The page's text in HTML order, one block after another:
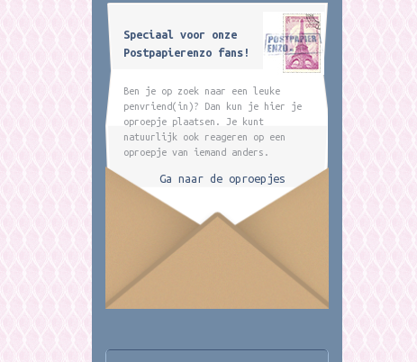
Speciaal voor onze
Postpapierenzo fans!
Ben je op zoek naar een leuke
penvriend(in)? Dan kun je hier je
oproepje plaatsen. Je kunt
natuurlijk ook reageren op een
oproepje van iemand anders.
Ga naar de oproepjes